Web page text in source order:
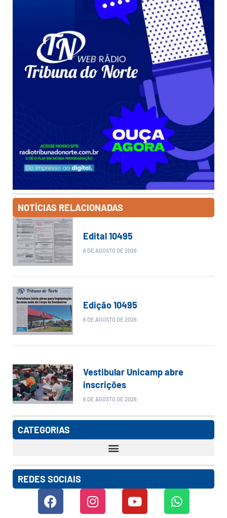
NOTÍCIAS RELACIONADAS
Edital 10495
6 DE AGOSTO DE 2026
Edição 10495
6 DE AGOSTO DE 2026
Vestibular Unicamp abre
inscrições
6 DE AGOSTO DE 2026
CATEGORIAS
REDES SOCIAIS